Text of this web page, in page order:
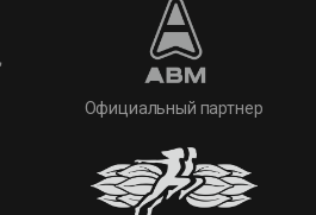
Официальный партнер